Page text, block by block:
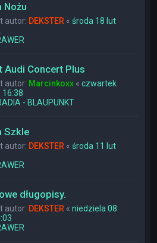
Nożu
autor: DEKSTER «środa 18 lut
Audi Concert Plus
autor: Marcinkoxx «czwartek
16:38
- BLAUPUNKT
Szkle
autor: DEKSTER «środa 11 lut
długopisy.
autor: DEKSTER «niedziela 08